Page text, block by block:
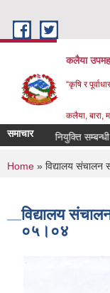
कलैया
“कृषि र
कलैया, बारा,
समाचार
कर्मचारी नियुक्ति
You are
Home » विद्यालय संचालन
विद्यालय
०५।०४